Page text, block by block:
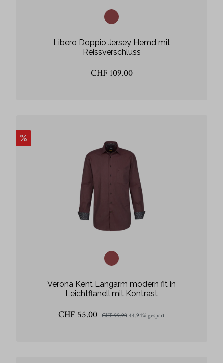
Libero Doppio Jersey Hemd mit
Reissverschluss
CHF 109.00
%
Verona Kent Langarm modern fit in
Leichtflanell mit Kontrast
CHF 55.00 CHF 99.90 44.94% gespart